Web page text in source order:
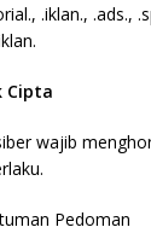
.iklan., .ads.,
Cipta
wajib
Pedoman